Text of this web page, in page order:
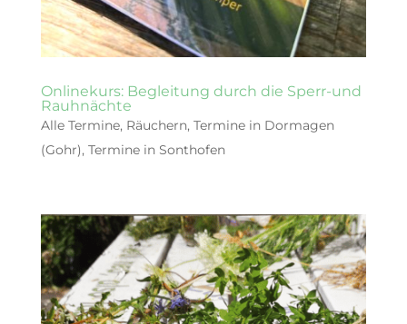
Onlinekurs: Begleitung durch die Sperr-und
Rauhnächte
Alle Termine, Räuchern, Termine in Dormagen
(Gohr), Termine in Sonthofen